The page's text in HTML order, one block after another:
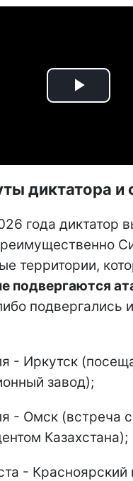
Play
диктатора и
года диктатор
территории,
подвергаются
подвергались
- Иркутск
завод);
- Омск (встреча с
Казахстана);
- Красноярский